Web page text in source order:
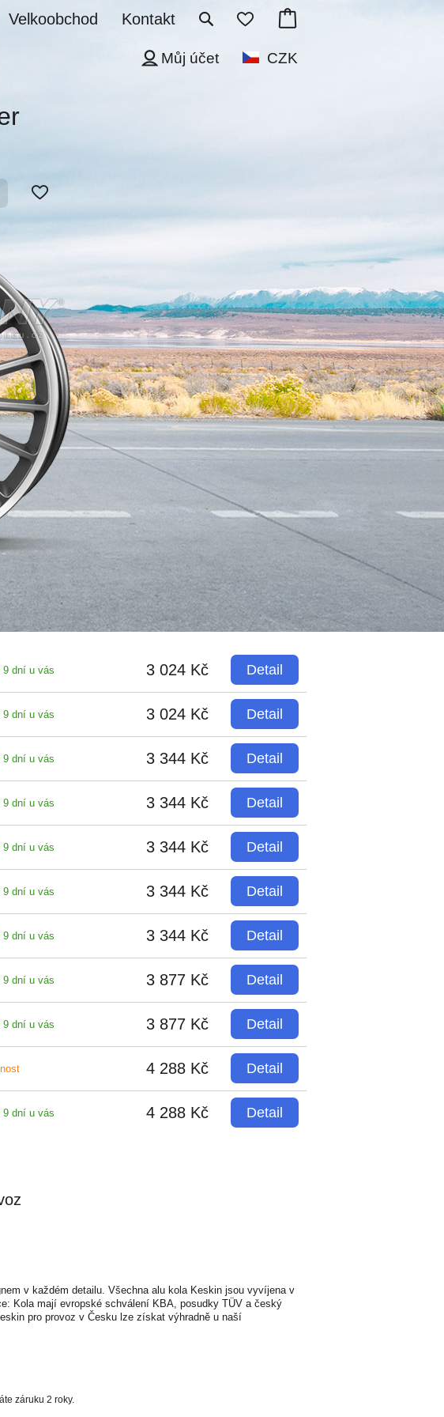
Kontakt
Velkoobchod
CZK
Můj účet
9 dní u vás 3 024 Kč Detail
9 dní u vás 3 024 Kč Detail
9 dní u vás 3 344 Kč Detail
9 dní u vás 3 344 Kč Detail
9 dní u vás 3 344 Kč Detail
9 dní u vás 3 344 Kč Detail
9 dní u vás 3 344 Kč Detail
9 dní u vás 3 877 Kč Detail
9 dní u vás 3 877 Kč Detail
4 288 Kč Detail
9 dní u vás 4 288 Kč Detail
v každém detailu. Všechna alu kola Keskin jsou vyvíjena v
Kola mají evropské schválení KBA, posudky TÜV a český
pro provoz v Česku lze získat výhradně u naší
záruku 2 roky.